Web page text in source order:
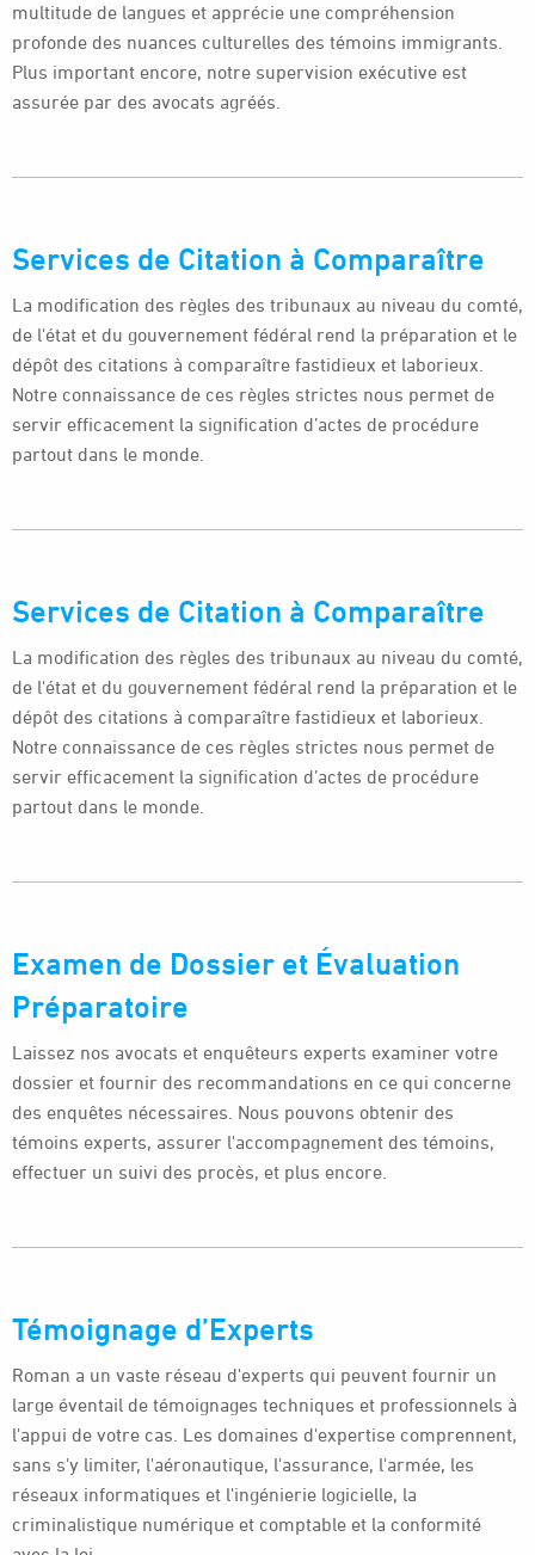
multitude de langues et apprécie une compréhension
profonde des nuances culturelles des témoins immigrants.
Plus important encore, notre supervision exécutive est
assurée par des avocats agréés.
Services de Citation à Comparaître
La modification des règles des tribunaux au niveau du comté,
de l'état et du gouvernement fédéral rend la préparation et le
dépôt des citations à comparaître fastidieux et laborieux.
Notre connaissance de ces règles strictes nous permet de
servir efficacement la signification d’actes de procédure
partout dans le monde.
Services de Citation à Comparaître
La modification des règles des tribunaux au niveau du comté,
de l'état et du gouvernement fédéral rend la préparation et le
dépôt des citations à comparaître fastidieux et laborieux.
Notre connaissance de ces règles strictes nous permet de
servir efficacement la signification d’actes de procédure
partout dans le monde.
Examen de Dossier et Évaluation
Préparatoire
Laissez nos avocats et enquêteurs experts examiner votre
dossier et fournir des recommandations en ce qui concerne
des enquêtes nécessaires. Nous pouvons obtenir des
témoins experts, assurer l'accompagnement des témoins,
effectuer un suivi des procès, et plus encore.
Témoignage d’Experts
Roman a un vaste réseau d'experts qui peuvent fournir un
large éventail de témoignages techniques et professionnels à
l'appui de votre cas. Les domaines d'expertise comprennent,
sans s'y limiter, l'aéronautique, l'assurance, l'armée, les
réseaux informatiques et l'ingénierie logicielle, la
criminalistique numérique et comptable et la conformité